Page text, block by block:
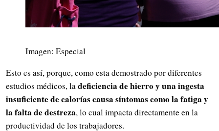
Imagen: Especial
Esto es así, porque, como esta demostrado por diferentes
estudios médicos, ladeficiencia de hierro y una ingesta
insuficiente de calorías causa síntomas como la fatiga y
la falta de destreza, lo cual impacta directamente en la
productividad de los trabajadores.